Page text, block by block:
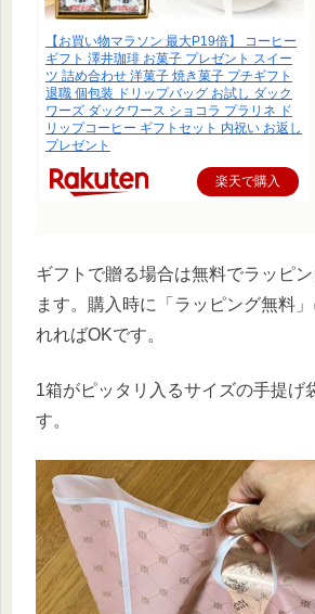
【お買い物マラソン 最大P19倍】 コーヒー
ギフト 澤井珈琲 お菓子 プレゼント スイー
ツ 詰め合わせ 洋菓子 焼き菓子 プチギフト
退職 個包装 ドリップバッグ お試し ダック
ワーズ ダックワース ショコラ プラリネ ド
リップコーヒー ギフトセット 内祝い お返し
プレゼント
楽天で購入
ギフトで贈る場合は無料でラッピン
ます。購入時に「ラッピング無料
れればOKです。
1箱がピッタリ入るサイズの手提げ
す。